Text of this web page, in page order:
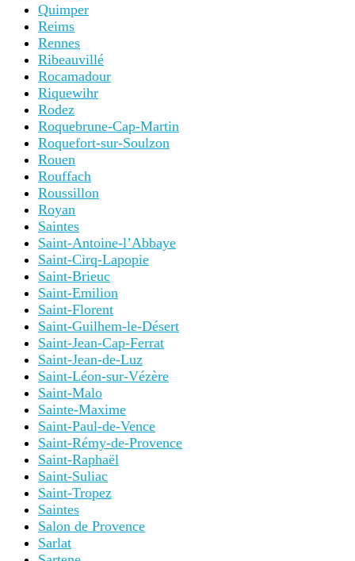
Quimper
Reims
Rennes
Ribeauvillé
Rocamadour
Riquewihr
Rodez
Roquebrune-Cap-Martin
Roquefort-sur-Soulzon
Rouen
Rouffach
Roussillon
Royan
Saintes
Saint-Antoine-l’Abbaye
Saint-Cirq-Lapopie
Saint-Brieuc
Saint-Emilion
Saint-Florent
Saint-Guilhem-le-Désert
Saint-Jean-Cap-Ferrat
Saint-Jean-de-Luz
Saint-Léon-sur-Vézère
Saint-Malo
Sainte-Maxime
Saint-Paul-de-Vence
Saint-Rémy-de-Provence
Saint-Raphaël
Saint-Suliac
Saint-Tropez
Saintes
Salon de Provence
Sarlat